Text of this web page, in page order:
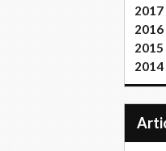
2017
2016
2015
2014